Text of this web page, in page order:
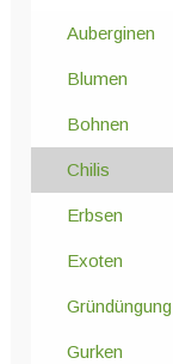
Auberginen
Blumen
Bohnen
Chilis
Erbsen
Exoten
Gründüngung
Gurken